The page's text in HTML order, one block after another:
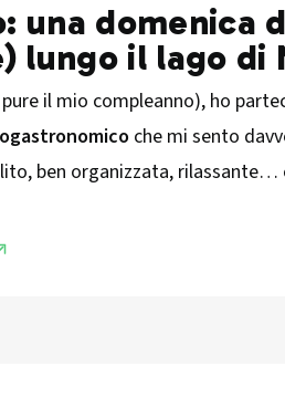
una domenica
lungo il lago di
pure il mio compleanno), ho
che mi sento
ben organizzata,